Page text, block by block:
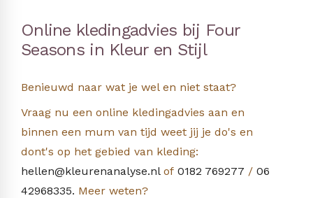
Online kledingadvies bij Four
Seasons in Kleur en Stijl
Benieuwd naar wat je wel en niet staat?
Vraag nu een online kledingadvies aan en
binnen een mum van tijd weet jij je do's en
dont's op het gebied van kleding:
hellen@kleurenanalyse.nlof 0182 769277 / 06
42968335. Meer weten?